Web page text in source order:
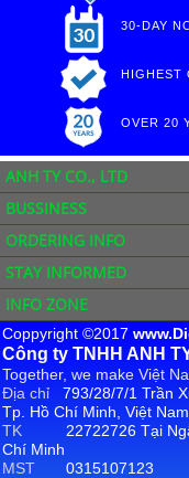
30-DAY
HIGHEST
OVER 20
ANH TY CO., LTD
BUSSINESS
ORDERING INFO
STAY INFORMED
INFO ZONE
Coppyright ©2017
Công ty TNHH ANH
Together, we make Việt
Địa chỉ793/28/7/1 Trần
Tp. Hồ Chí Minh, Việt Nam
TK 22722726 Tại
Chí Minh
MST0315107123